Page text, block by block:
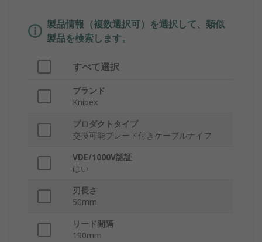
製品情報（複数選択可）を選択して、類似
製品を検索します。
すべて選択
ブランド
Knipex
プロダクトタイプ
交換可能ブレード付きケーブルナイフ
VDE/1000V認証
はい
刃長さ
50mm
リード間隔
190mm